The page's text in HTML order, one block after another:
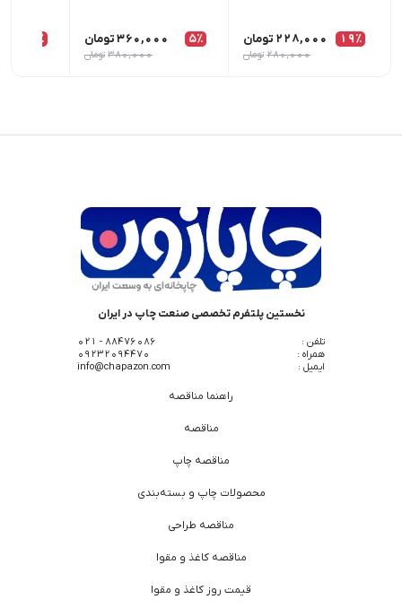
19٪ 228,000 تومان
280,000 تومان
5٪ 360,000تومان
380,000 تومان
6٪
نخستین پلتفرم تخصصی صنعت چاپ در ایران
تلفن :
88476086 - 021
همراه :
09232094470
ایمیل :
info@chapazon.com
راهنما مناقصه
مناقصه
مناقصه چاپ
محصولات چاپ و بسته‌بندی
مناقصه طراحی
مناقصه کاغذ و مقوا
قیمت روز کاغذ و مقوا